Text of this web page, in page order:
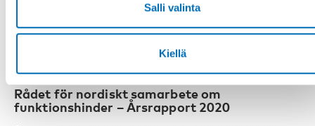
Salli valinta
Kiellä
VAMMAISKYSYMYKSET
12 touko 2021
Rådet för nordiskt samarbete om
funktionshinder – Årsrapport 2020